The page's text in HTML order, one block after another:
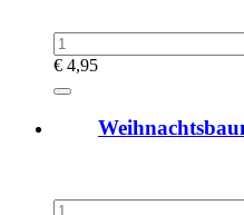
€ 4,95